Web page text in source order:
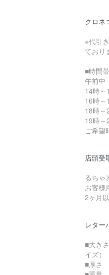
クロネ
※代引
ており
■時間
午前中
14時～
16時～
18時～
19時～
ご希望
店頭受
るちゃ
お客様
2ヶ月
レター
■大き
イズ）
■厚さ